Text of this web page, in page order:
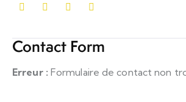
Contact Form
Erreur : Formulaire de contact non